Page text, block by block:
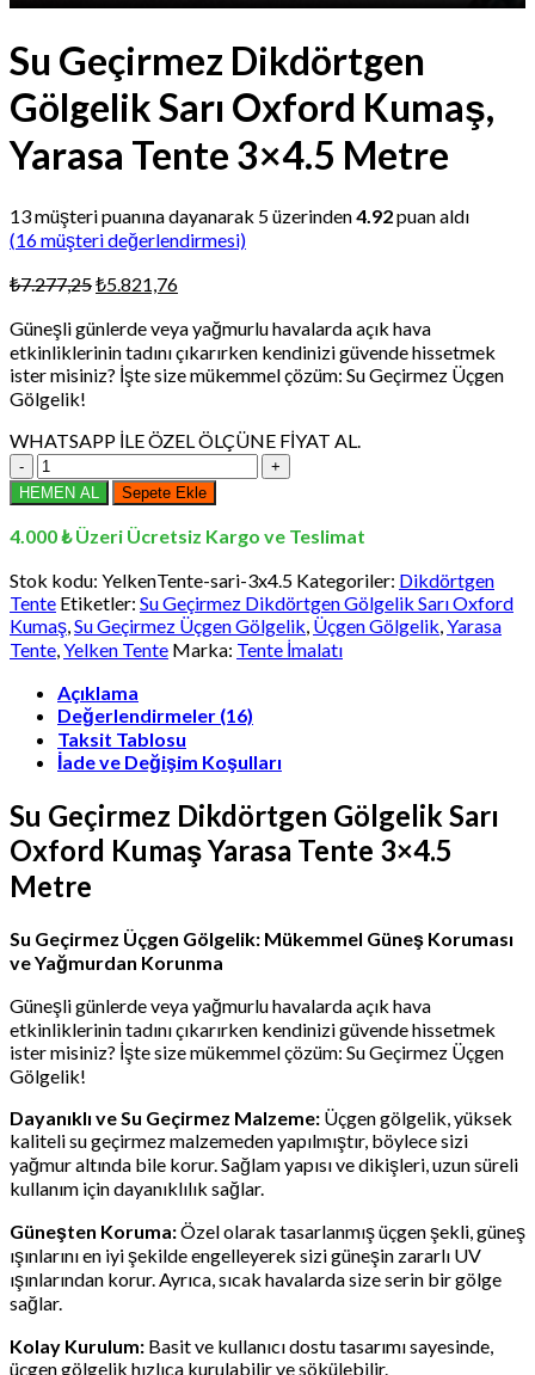
Su Geçirmez Dikdörtgen
Gölgelik Sarı Oxford Kumaş,
Yarasa Tente 3×4.5 Metre
13müşteri puanına dayanarak 5 üzerinden4.92puan aldı
(16müşteri değerlendirmesi)
₺7.277,25Orijinal
₺7.277,25.
₺5.821,76Şu
fiyat:
₺5.821,76.
Güneşli günlerde veya yağmurlu havalarda açık hava
etkinliklerinin tadını çıkarırken kendinizi güvende hissetmek
ister misiniz? İşte size mükemmel çözüm: Su Geçirmez Üçgen
Gölgelik!
WHATSAPP İLE ÖZEL ÖLÇÜNE FİYAT AL.
Su
Geçirmez
Dikdörtgen
Gölgelik
Oxford
Kumaş,
Yarasa
Tente
Metre
adet
HEMEN AL Sepete Ekle
4.000 ₺ Üzeri Ücretsiz Kargo ve Teslimat
Stok kodu: YelkenTente-sari-3x4.5 Kategoriler: Dikdörtgen
Tente Etiketler: Su Geçirmez Dikdörtgen Gölgelik Sarı Oxford
Kumaş,Su Geçirmez Üçgen Gölgelik, Üçgen Gölgelik,Yarasa
Tente,Yelken Tente Marka: Tente İmalatı
Açıklama
Değerlendirmeler (16)
Taksit Tablosu
İade ve Değişim Koşulları
Su Geçirmez Dikdörtgen Gölgelik Sarı
Oxford Kumaş Yarasa Tente 3×4.5
Metre
Su Geçirmez Üçgen Gölgelik: Mükemmel Güneş Koruması
ve Yağmurdan Korunma
Güneşli günlerde veya yağmurlu havalarda açık hava
etkinliklerinin tadını çıkarırken kendinizi güvende hissetmek
ister misiniz? İşte size mükemmel çözüm: Su Geçirmez Üçgen
Gölgelik!
Dayanıklı ve Su Geçirmez Malzeme: Üçgen gölgelik, yüksek
kaliteli su geçirmez malzemeden yapılmıştır, böylece sizi
yağmur altında bile korur. Sağlam yapısı ve dikişleri, uzun süreli
kullanım için dayanıklılık sağlar.
Güneşten Koruma:Özel olarak tasarlanmış üçgen şekli, güneş
ışınlarını en iyi şekilde engelleyerek sizi güneşin zararlı UV
ışınlarından korur. Ayrıca, sıcak havalarda size serin bir gölge
sağlar.
Kolay Kurulum: Basit ve kullanıcı dostu tasarımı sayesinde,
üçgen gölgelik hızlıca kurulabilir ve sökülebilir.